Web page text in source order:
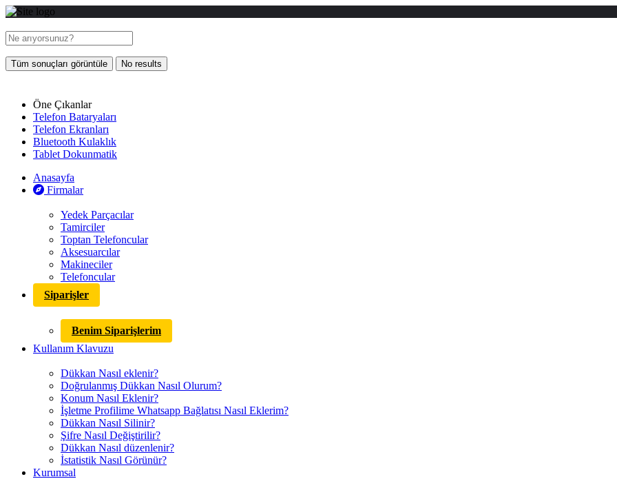
Tüm sonuçları görüntüle No results
Öne Çıkanlar
Telefon Bataryaları
Telefon Ekranları
Bluetooth Kulaklık
Tablet Dokunmatik
Anasayfa
Firmalar
Yedek Parçacılar
Tamirciler
Toptan Telefoncular
Aksesuarcılar
Makineciler
Telefoncular
Siparişler
Benim Siparişlerim
Kullanım Klavuzu
Dükkan Nasıl eklenir?
Doğrulanmış Dükkan Nasıl Olurum?
Konum Nasıl Eklenir?
İşletme Profilime Whatsapp Bağlatısı Nasıl Eklerim?
Dükkan Nasıl Silinir?
Şifre Nasıl Değiştirilir?
Dükkan Nasıl düzenlenir?
İstatistik Nasıl Görünür?
Kurumsal